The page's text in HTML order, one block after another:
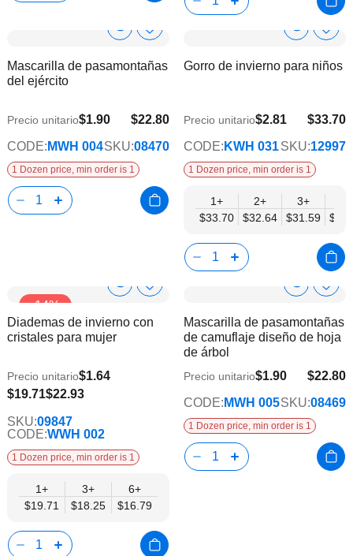
Show
Info
Añadir
la
deseos
Mascarilla de pasamontañas
del ejército
$22.80
Precio unitario$1.90
CODE: MWH 004SKU:08470
1 Dozen price, min order is 1
Show
Info la
Gorro de invierno para niños
$33.70
$27.38
Precio unitario$2.81
CODE: KWH 031SKU:12997
1 Dozen price, min order is 1
1+
$33.70
2+
$32.64
3+
$31.59
-14%
Show
Info
Añadir
la
deseos
Diademas de invierno con
cristales para mujer
$19.71$22.93
$16.79
Precio unitario$1.64
CODE:WWH 002
SKU:09847
1 Dozen price, min order is 1
1+
$19.71
3+
$18.25
6+
$16.79
Show
Info la
lista
Mascarilla de pasamontañas
de camuflaje diseño de hoja
de árbol
$22.80
Precio unitario$1.90
CODE: MWH 005SKU:08469
1 Dozen price, min order is 1